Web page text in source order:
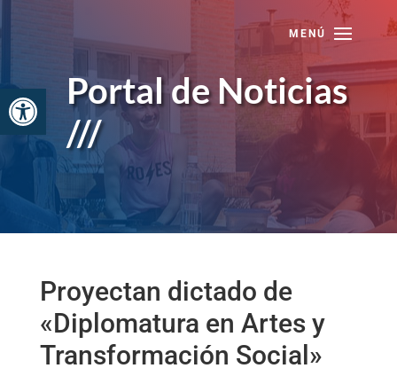
Abrir barra de herramientas
Portal de Noticias
///
Proyectan dictado de
«Diplomatura en Artes y
Transformación Social»